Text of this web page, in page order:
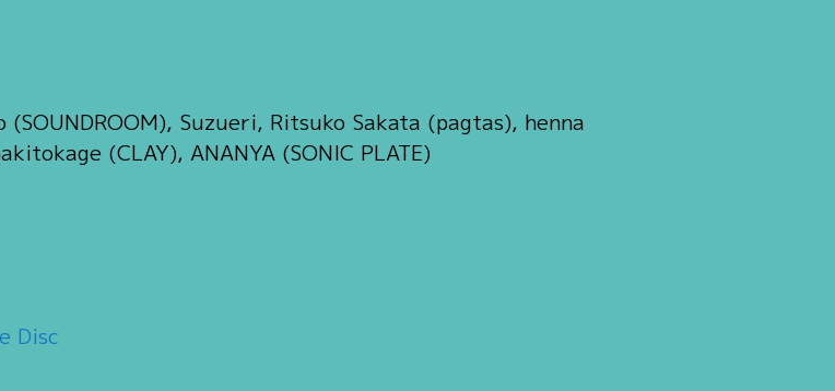
Suzueri, Ritsuko Sakata (pagtas), henna
(CLAY), ANANYA (SONIC PLATE)
Disc